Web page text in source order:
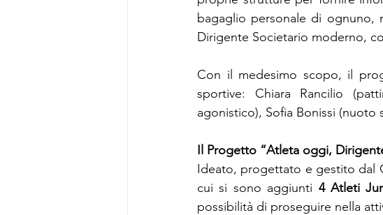
bagaglio personale di ognuno,
Dirigente Societario moderno,
Con il medesimo scopo, il
sportive: Chiara Rancilio
agonistico), Sofia Bonissi (nuoto
Il Progetto “Atleta oggi,
Ideato, progettato e gestito dal
cui si sono aggiunti 4 Atleti
possibilità di proseguire nella